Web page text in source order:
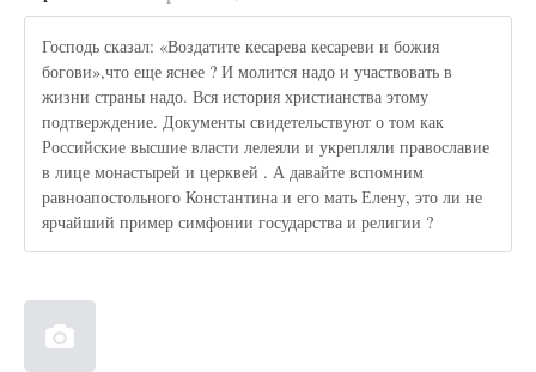
Господь сказал: «Воздатите кесарева кесареви и божия
богови»,что еще яснее ? И молится надо и участвовать в
жизни страны надо. Вся история христианства этому
подтверждение. Документы свидетельствуют о том как
Российские высшие власти лелеяли и укрепляли православие
в лице монастырей и церквей . А давайте вспомним
равноапостольного Константина и его мать Елену, это ли не
ярчайший пример симфонии государства и религии ?